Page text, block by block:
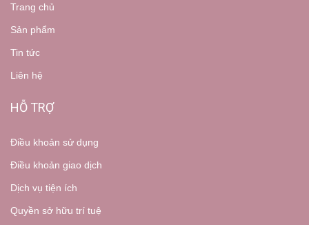
Trang chủ
Sản phẩm
Tin tức
Liên hệ
HỖ TRỢ
Điều khoản sử dụng
Điều khoản giao dịch
Dịch vụ tiện ích
Quyền sở hữu trí tuệ